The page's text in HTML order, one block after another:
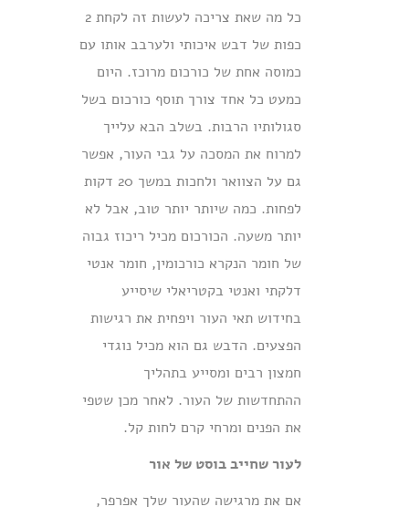
כל מה שאת צריכה לעשות זה לקחת 2
כפות של דבש איכותי ולערבב אותו עם
כמוסה אחת של כורכום מרוכז. היום
כמעט כל אחד צורך תוסף כורכום בשל
סגולותיו הרבות. בשלב הבא עלייך
למרוח את המסכה על גבי העור, אפשר
גם על הצוואר ולחכות במשך 20 דקות
לפחות. כמה שיותר יותר טוב, אבל לא
יותר משעה. הכורכום מכיל ריכוז גבוה
של חומר הנקרא כורכומין, חומר אנטי
דלקתי ואנטי בקטריאלי שיסייע
בחידוש תאי העור ויפחית את רגישות
הפצעים. הדבש גם הוא מכיל נוגדי
חמצון רבים ומסייע בתהליך
ההתחדשות של העור. לאחר מכן שטפי
את הפנים ומרחי קרם לחות קל.
לעור שחייב בוסט של אור
אם את מרגישה שהעור שלך אפרפר,